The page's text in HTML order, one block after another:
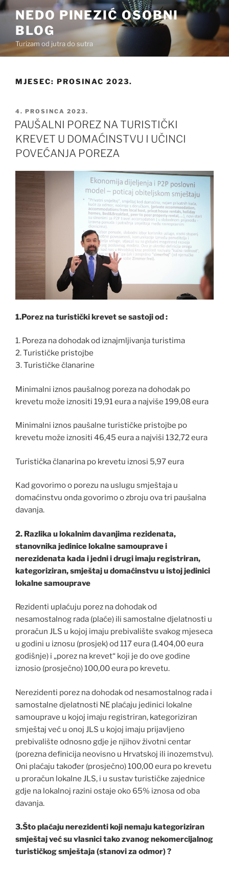
Preskoči
sadržaj
NEDO PINEZIĆ OSOBNI
BLOG
Turizam od jutra do sutra
MJESEC: PROSINAC 2023.
OBJAVLJENO
4. PROSINCA 2023.
PAUŠALNI POREZ NA TURISTIČKI
KREVET U DOMAĆINSTVU I UČINCI
POVEĆANJA POREZA
1.Porez na turistički krevet se sastoji od :
1. Poreza na dohodak od iznajmljivanja turistima
2. Turističke pristojbe
3. Turističke članarine
Minimalni iznos paušalnog poreza na dohodak po
krevetu može iznositi 19,91 eura a najviše 199,08 eura
Minimalni iznos paušalne turističke pristojbe po
krevetu može iznositi 46,45 eura a najviši 132,72 eura
Turistička članarina po krevetu iznosi 5,97 eura
Kad govorimo o porezu na uslugu smještaja u
domaćinstvu onda govorimo o zbroju ova tri paušalna
davanja.
2. Razlika u lokalnim davanjima rezidenata,
stanovnika jedinice lokalne samouprave i
nerezidenata kada i jedni i drugi imaju registriran,
kategoriziran, smještaj u domaćinstvu u istoj jedinici
lokalne samouprave
Rezidenti uplaćuju porez na dohodak od
nesamostalnog rada (plaće) ili samostalne djelatnosti u
proračun JLS u kojoj imaju prebivalište svakog mjeseca
u godini u iznosu (prosjek) od 117 eura (1.404,00 eura
godišnje) i „porez na krevet“ koji je do ove godine
iznosio (prosječno) 100,00 eura po krevetu.
Nerezidenti porez na dohodak od nesamostalnog rada i
samostalne djelatnosti NE plaćaju jedinici lokalne
samouprave u kojoj imaju registriran, kategoriziran
smještaj već u onoj JLS u kojoj imaju prijavljeno
prebivalište odnosno gdje je njihov životni centar
(porezna definicija neovisno u Hrvatskoj ili inozemstvu).
Oni plaćaju također (prosječno) 100,00 eura po krevetu
u proračun lokalne JLS, i u sustav turističke zajednice
gdje na lokalnoj razini ostaje oko 65% iznosa od oba
davanja.
3.Što plaćaju nerezidenti koji nemaju kategoriziran
smještaj već su vlasnici tako zvanog nekomercijalnog
turističkog smještaja (stanovi za odmor) ?